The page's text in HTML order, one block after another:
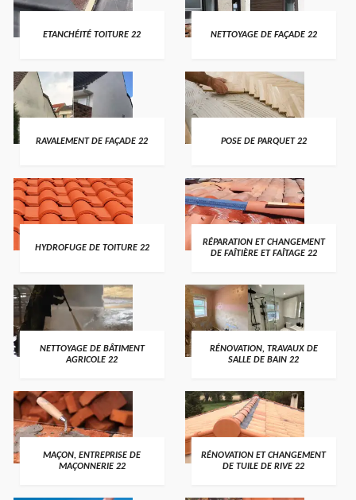
ETANCHÉITÉ TOITURE 22 NETTOYAGE DE FAÇADE 22
RAVALEMENT DE FAÇADE 22 POSE DE PARQUET 22
HYDROFUGE DE TOITURE 22
RÉPARATION ET CHANGEMENT
DE FAÎTIÈRE ET FAÎTAGE 22
NETTOYAGE DE BÂTIMENT
AGRICOLE 22
RÉNOVATION, TRAVAUX DE
SALLE DE BAIN 22
MAÇON, ENTREPRISE DE
MAÇONNERIE 22
RÉNOVATION ET CHANGEMENT
DE TUILE DE RIVE 22